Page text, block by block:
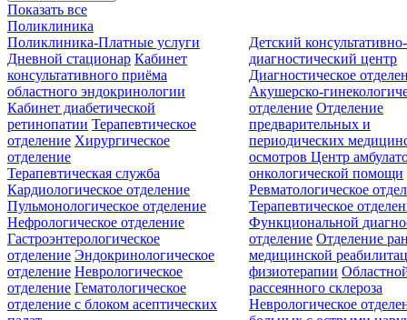
Показать все
Поликлиника
Поликлиника-Платные услуги
Дневной стационар Кабинет
консультативного приёма
областного эндокринологии
Кабинет диабетической
ретинопатии Терапевтическое
отделение Хирургическое
отделение
Детский консультативно-
диагностический центр
Диагностическое
Акушерско-
отделение Отделение
предварительных и
периодических
осмотровЦентр
онкологической помощи
Терапевтическая служба
Кардиологическое отделение
Пульмонологическое отделение
Нефрологическое отделение
Гастроэнтерологическое
отделение Эндокринологическое
отделение Неврологическое
отделение Гематологическое
отделение c блоком асептических
Ревматологическое
Терапевтическое
Функциональной
отделение Отделение
медицинской
физиотерапии
рассеянного склероза
Неврологическое